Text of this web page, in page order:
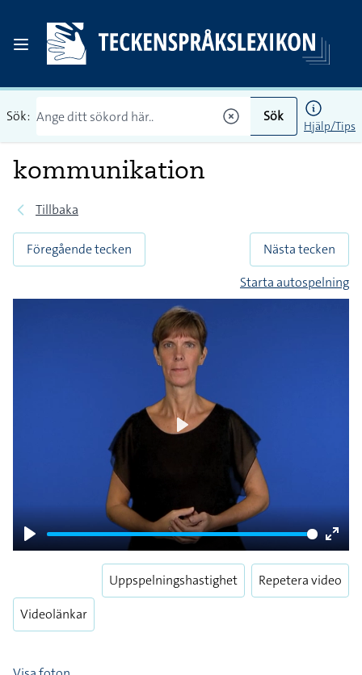
Sök: Sök
Hjälp/Tips
kommunikation
Tillbaka
Föregående tecken
Nästa tecken
Starta autospelning
Play
Enter
Videolänkar
Uppspelningshastighet Repetera video